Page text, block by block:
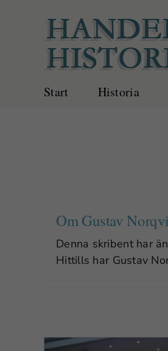
innehållet
Start Historia
OmGustav
Denna skribent har
Hittills har Gustav